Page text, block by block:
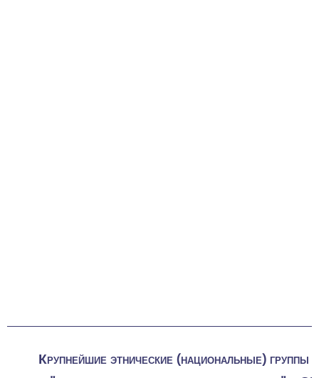
Крупнейшие этнические (национальные) группы